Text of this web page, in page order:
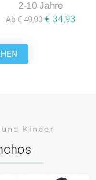
2-10 Jahre
Ab € 49,90 € 34,93
Kinder